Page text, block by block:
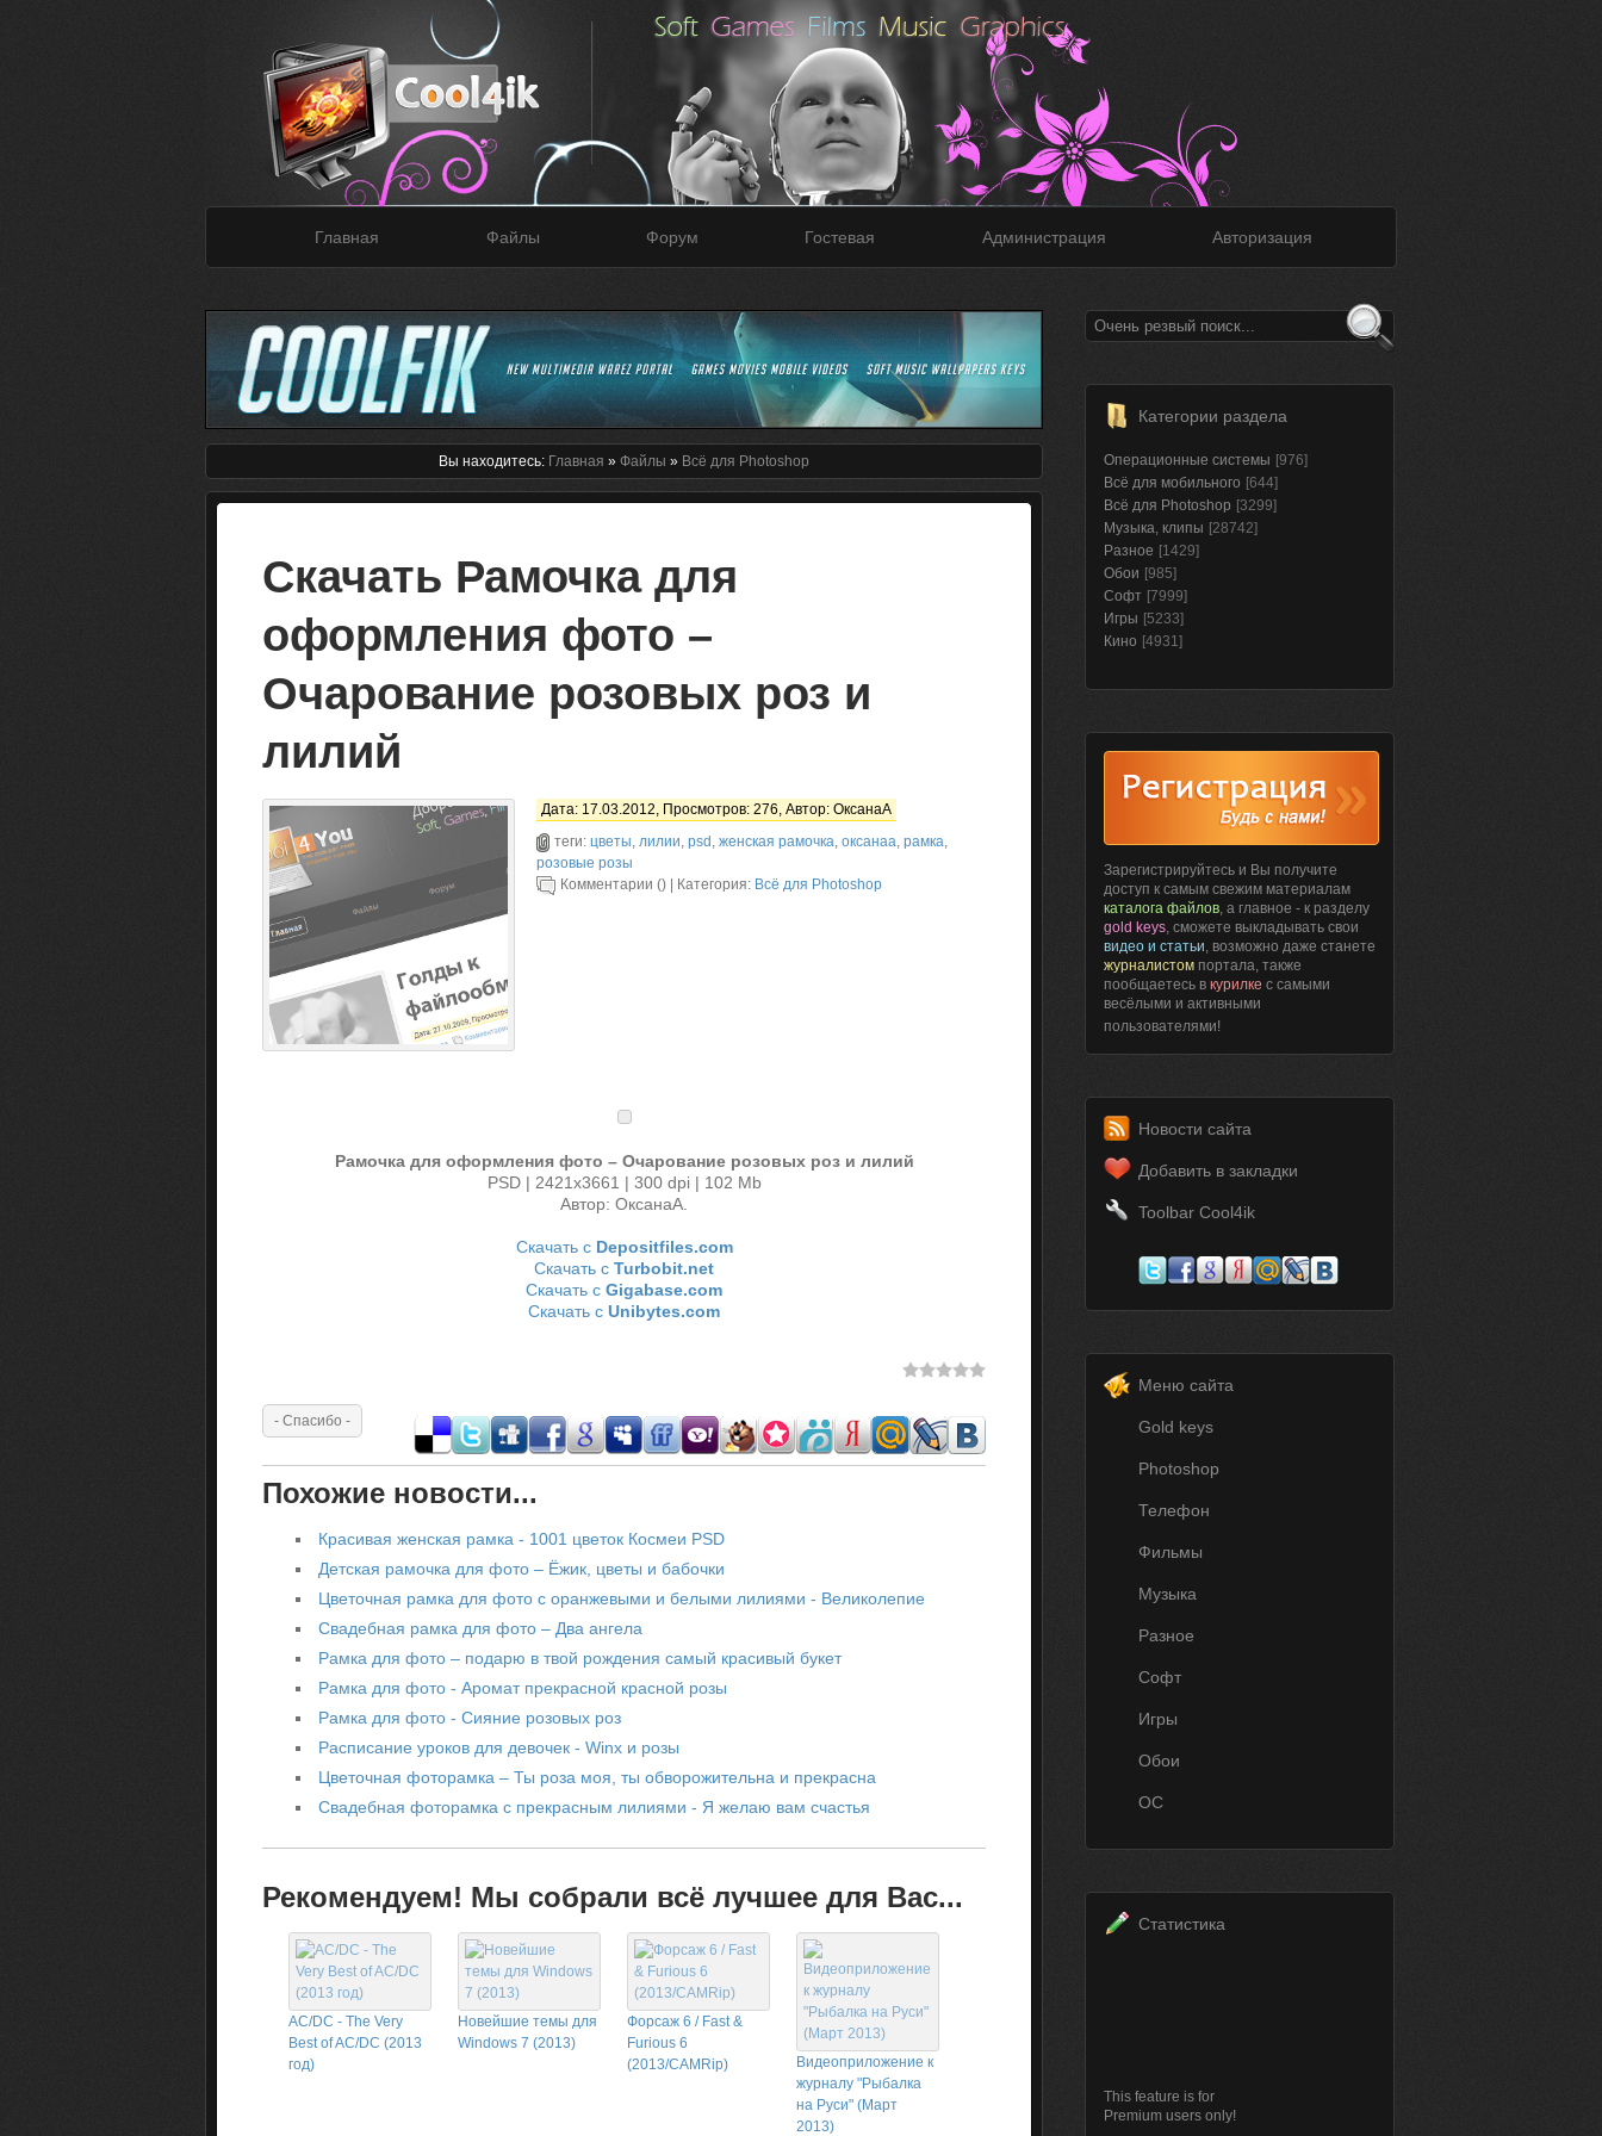
Главная Файлы Форум Гостевая Администрация Авторизация
Вы находитесь: Главная » Файлы » Всё для Photoshop
Скачать Рамочка для
оформления фото –
Очарование розовых роз и
лилий
Дата: 17.03.2012, Просмотров: 276, Автор: ОксанаА
теги: цветы, лилии, psd , женская рамочка, оксанаа, рамка,
розовые розы
Комментарии () | Категория: Всё для Photoshop
Рамочка для оформления фото – Очарование розовых роз и лилий
PSD | 2421х3661 | 300 dpi | 102 Mb
Автор: ОксанаА.
Скачать с Depositfiles.com
Скачать с Turbobit.net
Скачать с Gigabase.com
Скачать с Unibytes.com
Похожие новости...
Красивая женская рамка - 1001 цветок Космеи PSD
Детская рамочка для фото – Ёжик, цветы и бабочки
Цветочная рамка для фото с оранжевыми и белыми лилиями - Великолепие
Свадебная рамка для фото – Два ангела
Рамка для фото – подарю в твой рождения самый красивый букет
Рамка для фото - Аромат прекрасной красной розы
Рамка для фото - Сияние розовых роз
Расписание уроков для девочек - Winx и розы
Цветочная фоторамка – Ты роза моя, ты обворожительна и прекрасна
Cвадебная фоторамка с прекрасным лилиями - Я желаю вам счастья
Рекомендуем! Мы собрали всё лучшее для Вас...
AC/DC - The Very
Best of AC/DC (2013
год)
Новейшие темы для
Windows 7 (2013)
Форсаж 6 / Fast &
Furious 6
(2013/CAMRip)
Видеоприложение к
журналу "Рыбалка
на Руси" (Март
2013)
Категории раздела
Операционные системы [976]
Всё для мобильного [644]
Всё для Photoshop [3299]
Музыка, клипы [28742]
Разное [1429]
Обои [985]
Софт [7999]
Игры [5233]
Кино [4931]
Зарегистрируйтесь и Вы получите
доступ к самым свежим материалам
каталога файлов, а главное - к разделу
gold keys, сможете выкладывать свои
видео и статьи, возможно даже станете
журналистом портала, также
пообщаетесь в курилке с самыми
весёлыми и активными
пользователями!
Новости сайта
Добавить в закладки
Toolbar Cool4ik
Меню сайта
Gold keys
Photoshop
Телефон
Фильмы
Музыка
Разное
Софт
Игры
Обои
ОС
Статистика
This feature is for
Premium users only!